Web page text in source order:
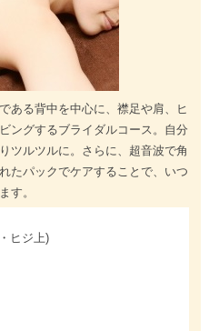
ある背中を中心に、襟足や肩、ヒ
ングするブライダルコース。自分
ツルツルに。さらに、超音波で角
たパックでケアすることで、いつ
す。
ヒジ上)